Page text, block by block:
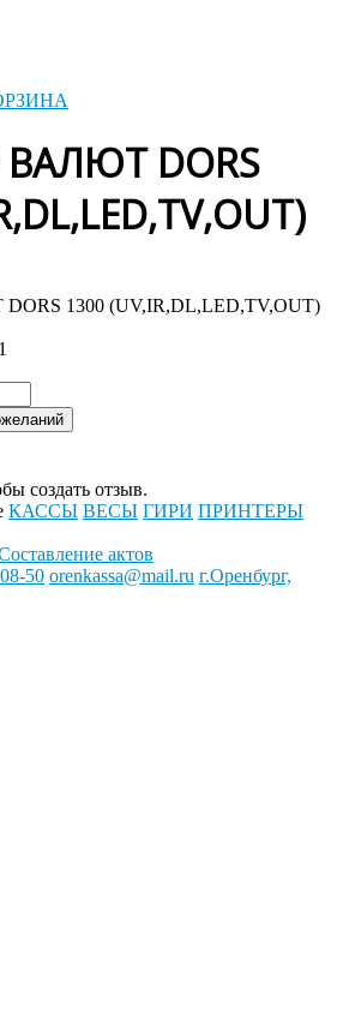
DORS
1
создать отзыв.
КАССЫ ВЕСЫ ГИРИ ПРИНТЕРЫ
актов
50 orenkassa@mail.ru г.Оренбург,